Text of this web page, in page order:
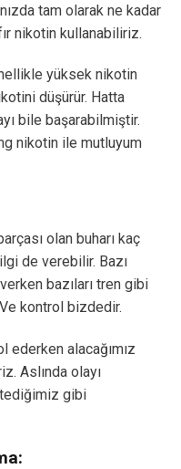
tam olarak ne kadar
nikotin kullanabiliriz.
yüksek nikotin
düşürür. Hatta
bile başarabilmiştir.
nikotin ile mutluyum
olan buharı kaç
de verebilir. Bazı
bazıları tren gibi
kontrol bizdedir.
ederken alacağımız
Aslında olayı
gibi